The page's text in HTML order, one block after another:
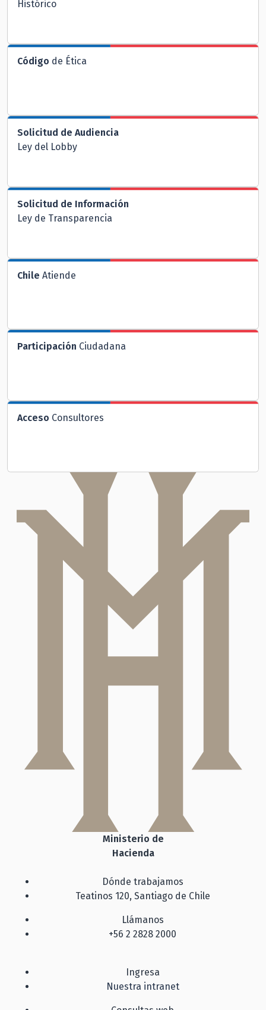
Histórico
Código de Ética
Solicitud de Audiencia
Ley del Lobby
Solicitud de Información
Ley de Transparencia
Chile Atiende
Participación Ciudadana
Acceso Consultores
Ministerio de
Hacienda
Dónde trabajamos
Teatinos 120, Santiago de Chile
Llámanos
+56 2 2828 2000
Ingresa
Nuestra intranet